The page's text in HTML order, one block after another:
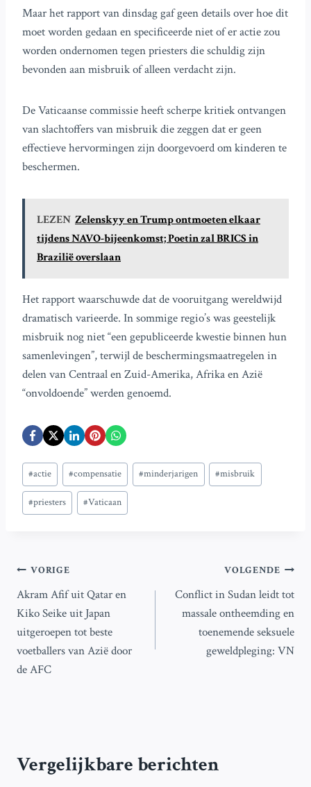
Maar het rapport van dinsdag gaf geen details over hoe dit
moet worden gedaan en specificeerde niet of er actie zou
worden ondernomen tegen priesters die schuldig zijn
bevonden aan misbruik of alleen verdacht zijn.
De Vaticaanse commissie heeft scherpe kritiek ontvangen
van slachtoffers van misbruik die zeggen dat er geen
effectieve hervormingen zijn doorgevoerd om kinderen te
beschermen.
LEZEN Zelenskyy en Trump ontmoeten elkaar
tijdens NAVO-bijeenkomst; Poetin zal BRICS in
Brazilië overslaan
Het rapport waarschuwde dat de vooruitgang wereldwijd
dramatisch varieerde. In sommige regio’s was geestelijk
misbruik nog niet “een gepubliceerde kwestie binnen hun
samenlevingen”, terwijl de beschermingsmaatregelen in
delen van Centraal en Zuid-Amerika, Afrika en Azië
“onvoldoende” werden genoemd.
Bericht
tags:
#actie #compensatie #minderjarigen #misbruik
#priesters #Vaticaan
Bericht
navigatie
VORIGE
Akram Afif uit Qatar en
Kiko Seike uit Japan
uitgeroepen tot beste
voetballers van Azië door
de AFC
VOLGENDE
Conflict in Sudan leidt tot
massale ontheemding en
toenemende seksuele
geweldpleging: VN
Vergelijkbare berichten